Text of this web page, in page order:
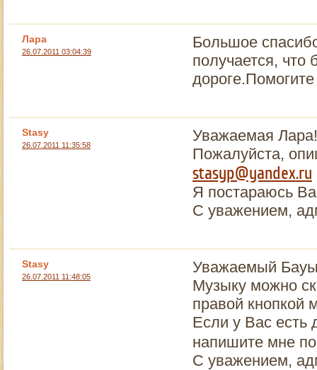
Лара
26.07.2011 03:04:39
Большое
получается,
Stasy
26.07.2011 11:35:58
Уважаемая Лара!
Пожалуйста,
stasyp@yandex.ru
Я постараюсь
С уважением,
Stasy
26.07.2011 11:48:05
Уважаемый
Музыку можно
правой кнопкой
Если у Вас есть
напишите мне
С уважением,